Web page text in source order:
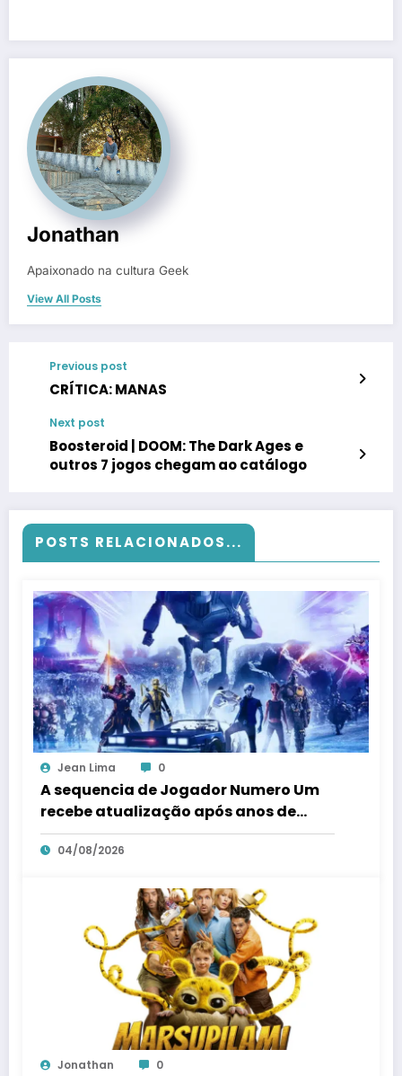
Jonathan
Apaixonado na cultura Geek
View All Posts
Previous post
CRÍTICA: MANAS
Next post
Boosteroid | DOOM: The Dark Ages e
outros 7 jogos chegam ao catálogo
POSTS RELACIONADOS...
Jean Lima 0
A sequencia de Jogador Numero Um
recebe atualização após anos de
silencio
04/08/2026
Jonathan 0